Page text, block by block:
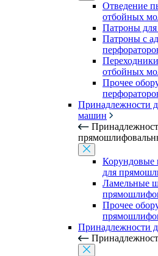
Отведение
отбойных
Патроны для
Патроны с
отбойных
Прочее
Принадлежности
машин
для
Ламельные
Прочее
Принадлежности